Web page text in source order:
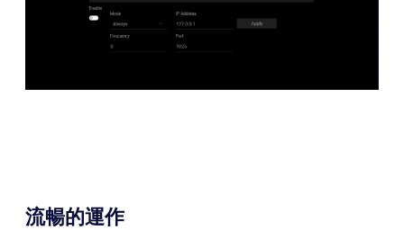
流暢的運作